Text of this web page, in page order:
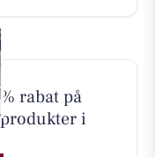
rabat på
i